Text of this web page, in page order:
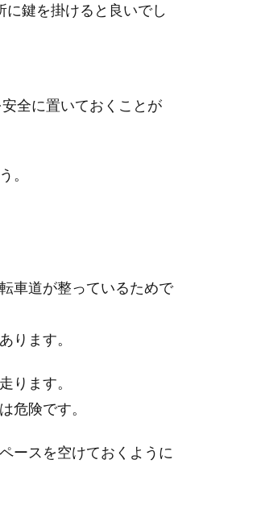
鍵を掛けると良いでし
全に置いておくことが
。
車道が整っているためで
ります。
ります。
危険です。
ースを空けておくように